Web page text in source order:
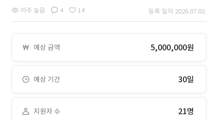
아주 높음 4 14 등록 일자 2026.07.03.
예상 금액 5,000,000원
예상 기간 30일
지원자 수 21명